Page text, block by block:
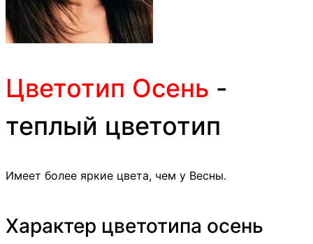
Цветотип Осень -
теплый цветотип
Имеет более яркие цвета, чем у Весны.
Характер цветотипа осень